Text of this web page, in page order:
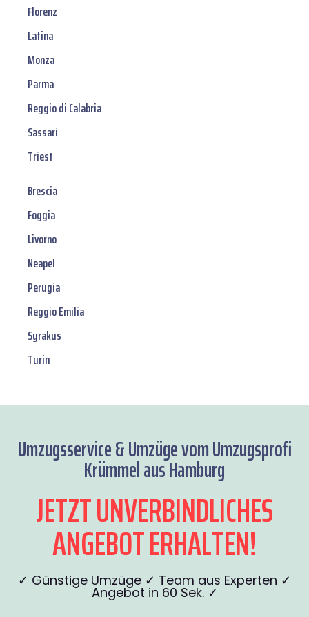
Florenz
Latina
Monza
Parma
Reggio di Calabria
Sassari
Triest
Brescia
Foggia
Livorno
Neapel
Perugia
Reggio Emilia
Syrakus
Turin
Umzugsservice & Umzüge vom Umzugsprofi
Krümmel aus Hamburg
JETZT UNVERBINDLICHES
ANGEBOT ERHALTEN!
✓ Günstige Umzüge ✓ Team aus Experten ✓
Angebot in 60 Sek. ✓